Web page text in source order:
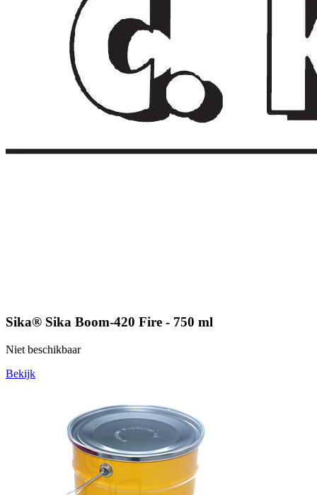
Sika® Sika Boom-420 Fire - 750 ml
Niet beschikbaar
Bekijk